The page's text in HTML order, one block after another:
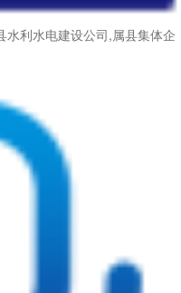
利水电建设公司,属县集体企